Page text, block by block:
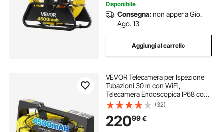
Disponibile
Consegna:non appena Gio.
Ago. 13
Aggiungi al carrello
VEVOR Telecamera per Ispezione
Tubazioni 30 m con WiFi,
Telecamera Endoscopica IP68 con
12 Luci LED, Alimentazione CC,
Collegamento a Smartphone e
Tablet, per Ispezione di Fognature e
Scarichi, Giallo
(32)
22099€